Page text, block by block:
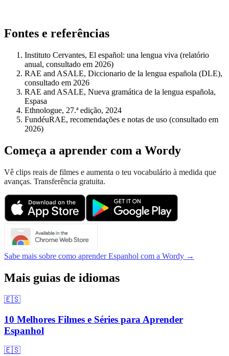
Fontes e referências
Instituto Cervantes, El español: una lengua viva (relatório
anual, consultado em 2026)
RAE and ASALE, Diccionario de la lengua española (DLE),
consultado em 2026
RAE and ASALE, Nueva gramática de la lengua española,
Espasa
Ethnologue, 27.ª edição, 2024
FundéuRAE, recomendações e notas de uso (consultado em
2026)
Começa a aprender com a Wordy
Vê clips reais de filmes e aumenta o teu vocabulário à medida que
avanças. Transferência gratuita.
Sabe mais sobre como aprender Espanhol com a Wordy →
Mais guias de idiomas
🇪🇸
10 Melhores Filmes e Séries para Aprender
Espanhol
🇪🇸